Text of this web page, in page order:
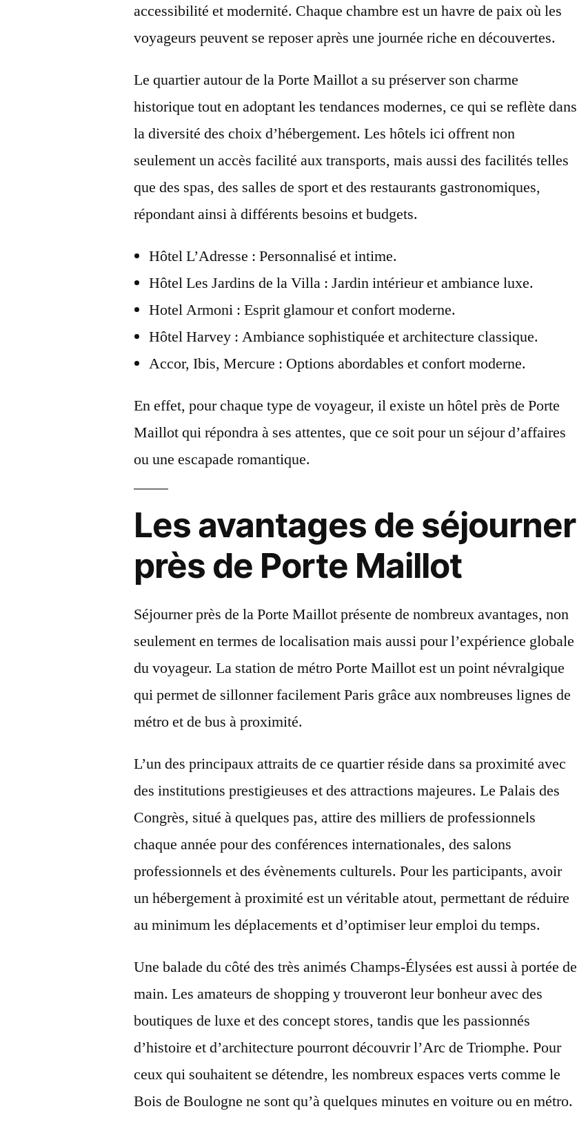
accessibilité et modernité. Chaque chambre est un havre de paix où les
voyageurs peuvent se reposer après une journée riche en découvertes.
Le quartier autour de la Porte Maillot a su préserver son charme
historique tout en adoptant les tendances modernes, ce qui se reflète dans
la diversité des choix d’hébergement. Les hôtels ici offrent non
seulement un accès facilité aux transports, mais aussi des facilités telles
que des spas, des salles de sport et des restaurants gastronomiques,
répondant ainsi à différents besoins et budgets.
Hôtel L’Adresse : Personnalisé et intime.
Hôtel Les Jardins de la Villa : Jardin intérieur et ambiance luxe.
Hotel Armoni : Esprit glamour et confort moderne.
Hôtel Harvey : Ambiance sophistiquée et architecture classique.
Accor, Ibis, Mercure : Options abordables et confort moderne.
En effet, pour chaque type de voyageur, il existe un hôtel près de Porte
Maillot qui répondra à ses attentes, que ce soit pour un séjour d’affaires
ou une escapade romantique.
Les avantages de séjourner
près de Porte Maillot
Séjourner près de la Porte Maillot présente de nombreux avantages, non
seulement en termes de localisation mais aussi pour l’expérience globale
du voyageur. La station de métro Porte Maillot est un point névralgique
qui permet de sillonner facilement Paris grâce aux nombreuses lignes de
métro et de bus à proximité.
L’un des principaux attraits de ce quartier réside dans sa proximité avec
des institutions prestigieuses et des attractions majeures. Le Palais des
Congrès, situé à quelques pas, attire des milliers de professionnels
chaque année pour des conférences internationales, des salons
professionnels et des évènements culturels. Pour les participants, avoir
un hébergement à proximité est un véritable atout, permettant de réduire
au minimum les déplacements et d’optimiser leur emploi du temps.
Une balade du côté des très animés Champs-Élysées est aussi à portée de
main. Les amateurs de shopping y trouveront leur bonheur avec des
boutiques de luxe et des concept stores, tandis que les passionnés
d’histoire et d’architecture pourront découvrir l’Arc de Triomphe. Pour
ceux qui souhaitent se détendre, les nombreux espaces verts comme le
Bois de Boulogne ne sont qu’à quelques minutes en voiture ou en métro.